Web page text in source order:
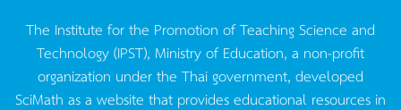
The Institute for the Promotion of Teaching Science and
Technology (IPST), Ministry of Education, a non-profit
organization under the Thai government, developed
SciMath as a website that provides educational resources in